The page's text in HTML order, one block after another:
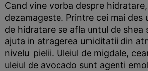
Cand vine vorba despre
dezamageste. Printre cei mai des
de hidratare se afla untul de shea
ajuta in atragerea umiditatii din
nivelul pielii. Uleiul de migdale,
uleiul de avocado sunt agenti